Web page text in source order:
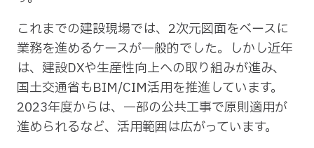
これまでの建設現場では、2次元図面をベースに
業務を進めるケースが一般的でした。しかし近年
は、建設DXや生産性向上への取り組みが進み、
国土交通省もBIM/CIM活用を推進しています。
2023年度からは、一部の公共工事で原則適用が
進められるなど、活用範囲は広がっています。